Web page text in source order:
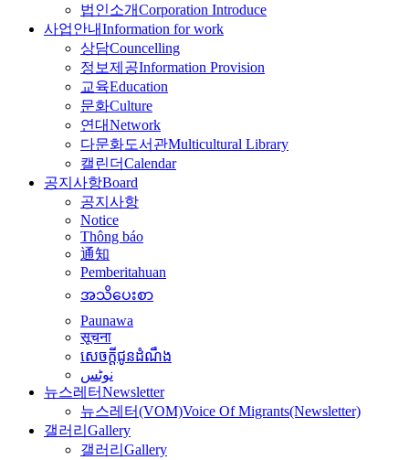
법인소개Corporation Introduce
사업안내Information for work
상담Councelling
정보제공Information Provision
교육Education
문화Culture
연대Network
다문화도서관Multicultural Library
캘린더Calendar
공지사항Board
공지사항
Notice
Thông báo
通知
Pemberitahuan
အသိပေးစာ
Paunawa
सूचना
សេចក្តីជូនដំណឹង
نوٹس
뉴스레터Newsletter
뉴스레터(VOM)Voice Of Migrants(Newsletter)
갤러리 Gallery
갤러리 Gallery